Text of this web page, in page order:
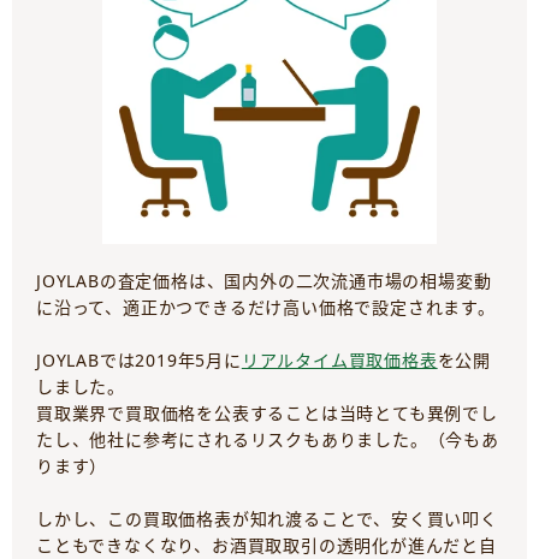
JOYLABの査定価格は、国内外の二次流通市場の相場変動
に沿って、適正かつできるだけ高い価格で設定されます。
JOYLABでは2019年5月に リアルタイム買取価格表を公開
しました。
買取業界で買取価格を公表することは当時とても異例でし
たし、他社に参考にされるリスクもありました。（今もあ
ります）
しかし、この買取価格表が知れ渡ることで、安く買い叩く
こともできなくなり、お酒買取取引の透明化が進んだと自